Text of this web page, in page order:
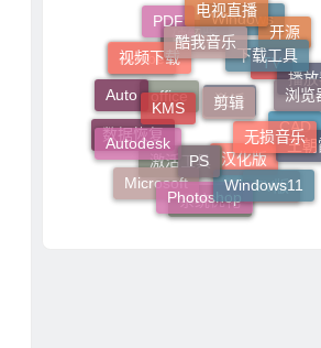
破解版
Windows
TV
激活
office
Adobe
PDF
电视直播
开源
播
CAD
汉化版
激活工具
数据恢复
Auto
视频下载
酷我音乐
下载工具
浏览
王朝
TV版
系统优化
Microsoft
Autodesk
KMS
剪辑
无损音乐
Windows11
Photoshop